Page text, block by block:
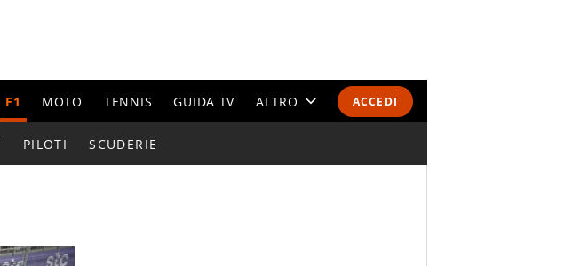
ACCEDI
F1 MOTO TENNIS GUIDA TV ALTRO
PILOTI SCUDERIE